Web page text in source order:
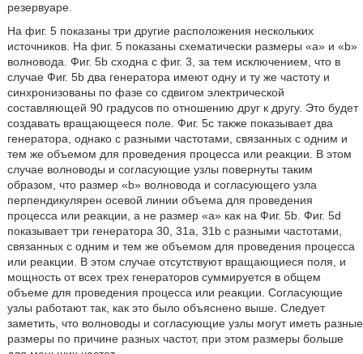
резервуаре.
На фиг. 5 показаны три другие расположения нескольких
источников. На фиг. 5 показаны схематически размеры «a» и «b»
волновода. Фиг. 5b сходна с фиг. 3, за тем исключением, что в
случае Фиг. 5b два генератора имеют одну и ту же частоту и
синхронизованы по фазе со сдвигом электрической
составляющей 90 градусов по отношению друг к другу. Это будет
создавать вращающееся поле. Фиг. 5c также показывает два
генератора, однако с разными частотами, связанных с одним и
тем же объемом для проведения процесса или реакции. В этом
случае волноводы и согласующие узлы повернуты таким
образом, что размер «b» волновода и согласующего узла
перпендикулярен осевой линии объема для проведения
процесса или реакции, а не размер «a» как на Фиг. 5b. Фиг. 5d
показывает три генератора 30, 31a, 31b с разными частотами,
связанных с одним и тем же объемом для проведения процесса
или реакции. В этом случае отсутствуют вращающиеся поля, и
мощность от всех трех генераторов суммируется в общем
объеме для проведения процесса или реакции. Согласующие
узлы работают так, как это было объяснено выше. Следует
заметить, что волноводы и согласующие узлы могут иметь разные
размеры по причине разных частот, при этом размеры больше